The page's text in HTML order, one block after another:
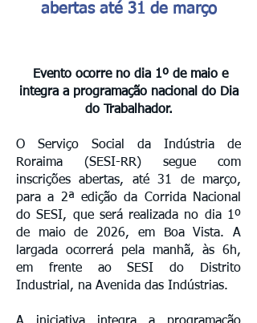
abertas até 31 de março
Evento ocorre no dia 1º de maio e
integra a programação nacional do Dia
do Trabalhador.
O Serviço Social da Indústria de
Roraima (SESI-RR) segue com
inscrições abertas, até 31 de março,
para a 2ª edição da Corrida Nacional
do SESI, que será realizada no dia 1º
de maio de 2026, em Boa Vista. A
largada ocorrerá pela manhã, às 6h,
em frente ao SESI do Distrito
Industrial, na Avenida das Indústrias.